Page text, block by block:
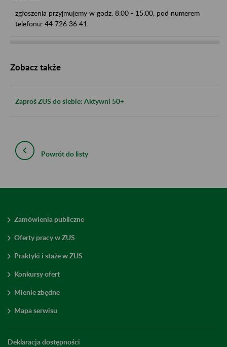
zgłoszenia przyjmujemy w godz. 8:00 - 15:00, pod numerem
telefonu: 44 726 36 41
Zobacz także
Zaproś ZUS do siebie: Aktywni 50+
Powrót do listy
Zamówienia publiczne
Oferty pracy w ZUS
Praktyki i staże w ZUS
Konkursy ofert
Mienie zbędne
Mapa serwisu
Deklaracja dostępności